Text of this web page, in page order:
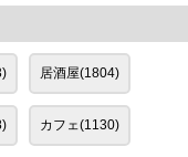
居酒屋(1804)
カフェ(1130)